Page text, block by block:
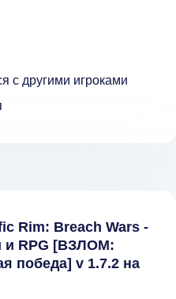
с другими игроками
Rim: Breach Wars -
и RPG [ВЗЛОМ:
победа] v 1.7.2 на